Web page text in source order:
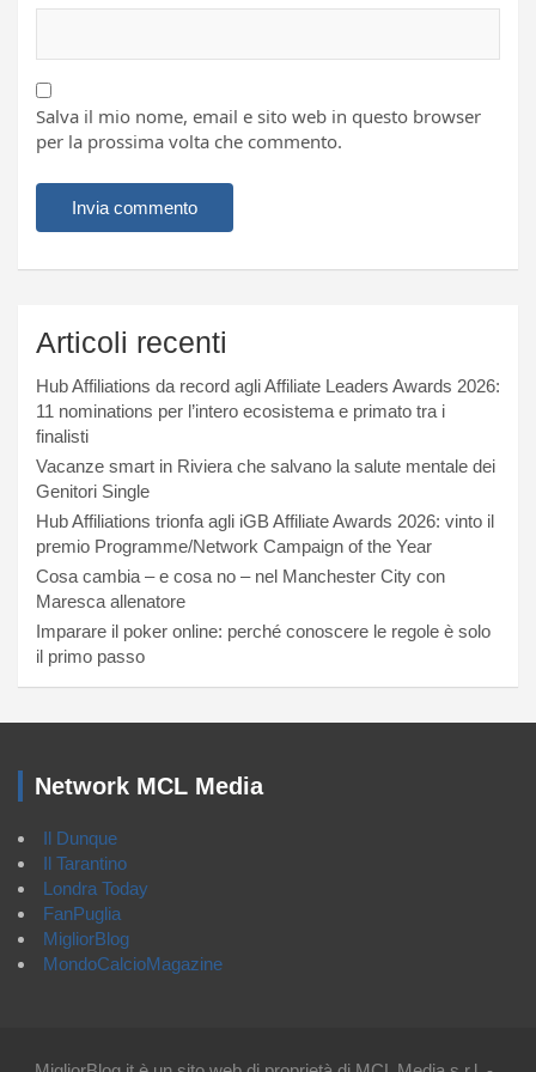
Salva il mio nome, email e sito web in questo browser
per la prossima volta che commento.
Articoli recenti
Hub Affiliations da record agli Affiliate Leaders Awards 2026:
11 nominations per l’intero ecosistema e primato tra i
finalisti
Vacanze smart in Riviera che salvano la salute mentale dei
Genitori Single
Hub Affiliations trionfa agli iGB Affiliate Awards 2026: vinto il
premio Programme/Network Campaign of the Year
Cosa cambia – e cosa no – nel Manchester City con
Maresca allenatore
Imparare il poker online: perché conoscere le regole è solo
il primo passo
Network MCL Media
Il Dunque
Il Tarantino
Londra Today
FanPuglia
MigliorBlog
MondoCalcioMagazine